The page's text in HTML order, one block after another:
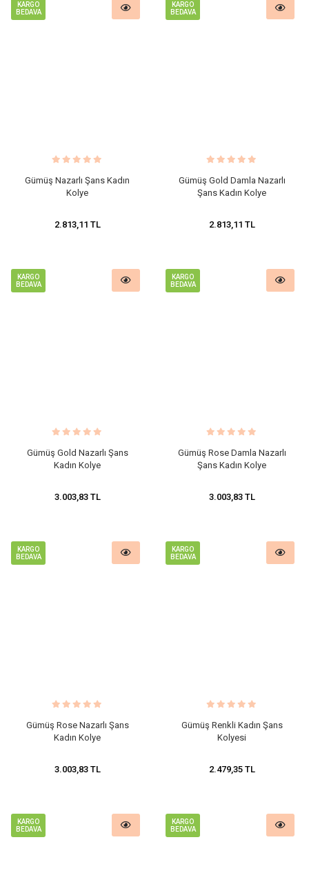
KARGO
BEDAVA
Gümüş Nazarlı Şans Kadın
Kolye
2.813,11 TL
KARGO
BEDAVA
Gümüş Gold Damla Nazarlı
Şans Kadın Kolye
2.813,11 TL
KARGO
BEDAVA
Gümüş Gold Nazarlı Şans
Kadın Kolye
3.003,83 TL
KARGO
BEDAVA
Gümüş Rose Damla Nazarlı
Şans Kadın Kolye
3.003,83 TL
KARGO
BEDAVA
Gümüş Rose Nazarlı Şans
Kadın Kolye
3.003,83 TL
KARGO
BEDAVA
Gümüş Renkli Kadın Şans
Kolyesi
2.479,35 TL
KARGO
BEDAVA
KARGO
BEDAVA